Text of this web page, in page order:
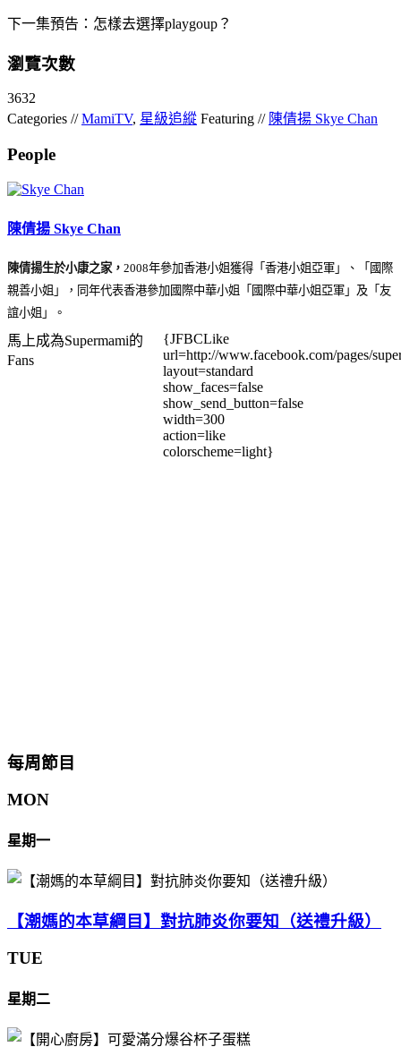
下一集預告：怎樣去選擇playgoup？
瀏覽次數
3632
Categories //MamiTV, 星級追縱 Featuring // 陳倩揚 Skye Chan
People
陳倩揚 Skye Chan
陳倩揚生於小康之家， 2008年參加香港小姐獲得「香港小姐亞軍」、「國際
親善小姐」，同年代表香港參加國際中華小姐「國際中華小姐亞軍」及「友
誼小姐」。
馬上成為Supermami的
Fans
{JFBCLike
url=http://www.facebook.com/pages/
layout=standard
show_faces=false
show_send_button=false
width=300
action=like
colorscheme=light}
每周節目
MON
星期一
【潮媽的本草綱目】對抗肺炎你要知（送禮升級）
TUE
星期二